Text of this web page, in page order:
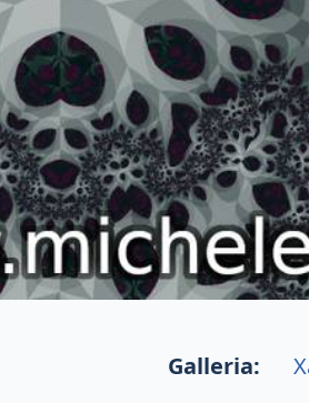
Galleria: